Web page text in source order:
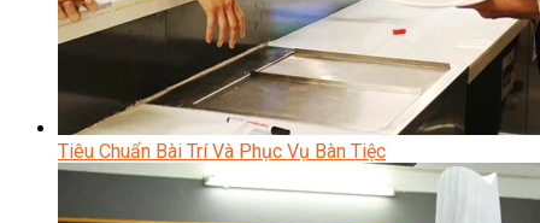
Tiêu Chuẩn Bài Trí Và Phục Vụ Bàn Tiệc